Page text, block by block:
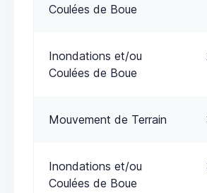
Coulées de Boue
Inondations et/ou
Coulées de Boue
Mouvement de Terrain
Inondations et/ou
Coulées de Boue